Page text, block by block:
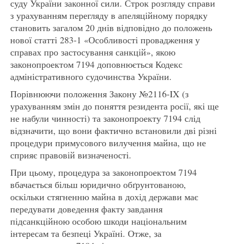
суду України законної сили. Строк розгляду справи
з урахуванням перегляду в апеляційному порядку
становить загалом 20 днів відповідно до положень
нової статті 283-1 «Особливості провадження у
справах про застосування санкцій», якою
законопроектом 7194 доповнюється Кодекс
адміністративного судочинства України.
Порівнюючи положення Закону №2116-IX (з
урахуванням змін до поняття резидента росії, які ще
не набули чинності) та законопроекту 7194 слід
відзначити, що вони фактично встановили дві різні
процедури примусового вилучення майна, що не
сприяє правовій визначеності.
При цьому, процедура за законопроектом 7194
вбачається більш юридично обґрунтованою,
оскільки стягненню майна в дохід держави має
передувати доведення факту завдання
підсанкційною особою шкоди національним
інтересам та безпеці Україні. Отже, за